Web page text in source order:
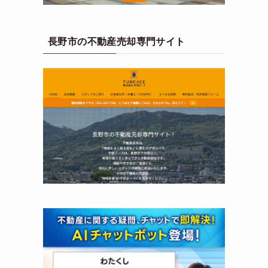
長野市の不動産売却専門サイト